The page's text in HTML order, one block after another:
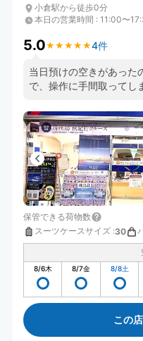
小倉駅から徒歩0分
本日の営業時間 : 11:00〜
5.0★ ★ ★ ★ ★
★ ★ ★ ★ ★4件
当日預けの空きがあった
で、操作に手間取ってし
遅れにより、予定時間を
応していただきました。
保管できる荷物数
スーツケースサイズ :30
8/6木 8/7金 8/8土
この